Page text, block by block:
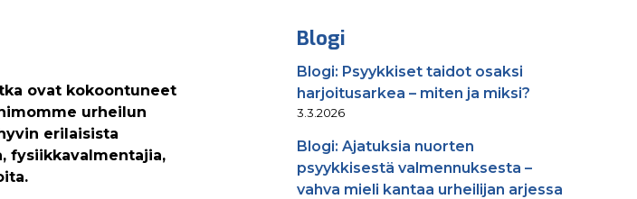
ovat kokoontuneet
urheilun
erilaisista
fysiikkavalmentajia,
Blogi
Blogi: Psyykkiset taidot osaksi
harjoitusarkea – miten ja miksi?
3.3.2026
Blogi: Ajatuksia nuorten
psyykkisestä valmennuksesta –
vahva mieli kantaa urheilijan arjessa